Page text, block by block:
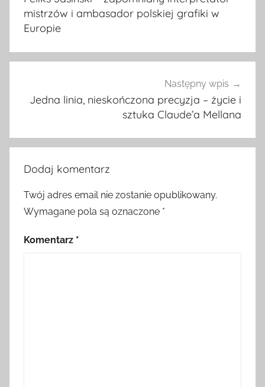
mistrzów i ambasador polskiej grafiki w
Europie
Następny wpis
Jedna linia, nieskończona precyzja – życie i
sztuka Claude’a Mellana
Dodaj komentarz
Twój adres email nie zostanie opublikowany.
Wymagane pola są oznaczone *
Komentarz *